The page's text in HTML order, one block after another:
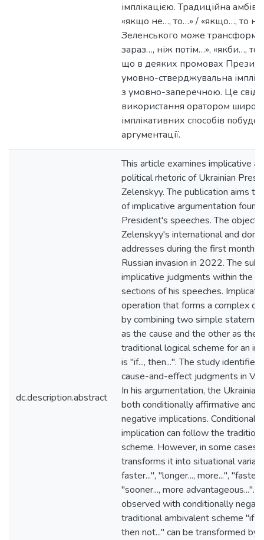
імплікацією. Традиційна
«якщо не…, то…» / «якщо…, то
Зеленського може
зараз…, ніж потім…», «якби…,
що в деяких промовах
умовно-стверджувальна
з умовно-заперечною. Це
використання оратором
імплікативних способів
аргументації.
dc.description.abstract
This article examines implicative
political rhetoric of Ukrainian
Zelenskyy. The publication aims
of implicative argumentation found
President's speeches. The object
Zelenskyy's international and
addresses during the first months
Russian invasion in 2022. The
implicative judgments within the
sections of his speeches.
operation that forms a complex
by combining two simple
as the cause and the other as the
traditional logical scheme for an
is "if..., then...". The study
cause-and-effect judgments in V.
In his argumentation, the
both conditionally affirmative and
negative implications.
implication can follow the
scheme. However, in some
transforms it into situational
faster...", "longer..., more...",
"sooner..., more advantageous...".
observed with conditionally
traditional ambivalent scheme "if
then not..." can be transformed by